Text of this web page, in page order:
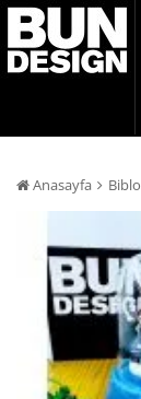
Anasayfa Biblo